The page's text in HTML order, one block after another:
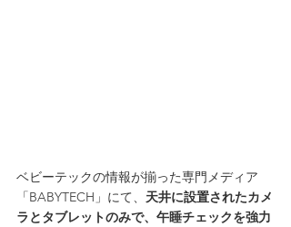
ベビーテックの情報が揃った専門メディア
「BABYTECH」にて、 天井に設置されたカメ
ラとタブレットのみで、午睡チェックを強力